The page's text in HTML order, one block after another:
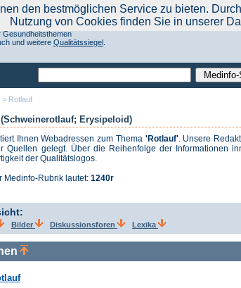
> Rotlauf
(Schweinerotlauf; Erysipeloid)
Ihnen Webadressen zum Thema 'Rotlauf'. Unsere
Quellen gelegt. Über die Reihenfolge der Informationen
der Qualitätslogos.
Medinfo-Rubrik lautet: 1240r
Bilder Diskussionsforen Lexika
Aktuelle Nachrichten|Nachrichtentrend | werben auf Medinfo
Sie schon?
Gesundheitsthemen
und weitere Qualitätssiegel
den bestmöglichen Service zu bieten.
Nutzung von Cookies finden Sie in unserer